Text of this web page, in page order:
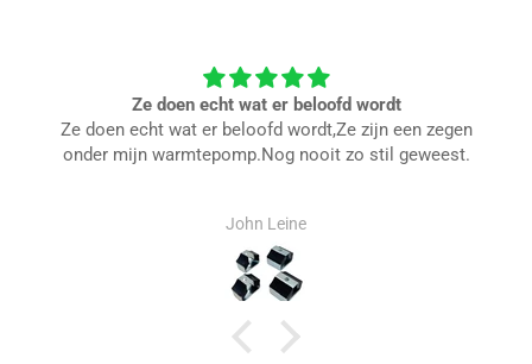
Ze doen echt wat er beloofd wordt
Ze doen echt wat er beloofd wordt,Ze zijn een zegen
onder mijn warmtepomp.Nog nooit zo stil geweest.
John Leine